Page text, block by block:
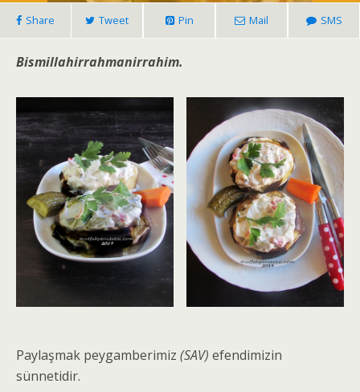
Share Tweet Pin Mail SMS
Bismillahirrahmanirrahim.
Paylaşmak peygamberimiz (SAV) efendimizin
sünnetidir.